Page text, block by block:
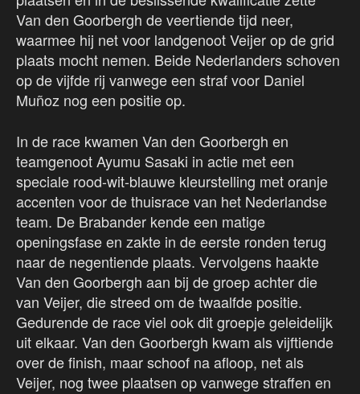
Van den Goorbergh de veertiende tijd neer,
waarmee hij net voor landgenoot Veijer op de grid
plaats mocht nemen. Beide Nederlanders schoven
op de vijfde rij vanwege een straf voor Daniel
Muñoz nog een positie op.
In de race kwamen Van den Goorbergh en
teamgenoot Ayumu Sasaki in actie met een
speciale rood-wit-blauwe kleurstelling met oranje
accenten voor de thuisrace van het Nederlandse
team. De Brabander kende een matige
openingsfase en zakte in de eerste ronden terug
naar de negentiende plaats. Vervolgens haakte
Van den Goorbergh aan bij de groep achter die
van Veijer, die streed om de twaalfde positie.
Gedurende de race viel ook dit groepje geleidelijk
uit elkaar. Van den Goorbergh kwam als vijftiende
over de finish, maar schoof na afloop, net als
Veijer, nog twee plaatsen op vanwege straffen en